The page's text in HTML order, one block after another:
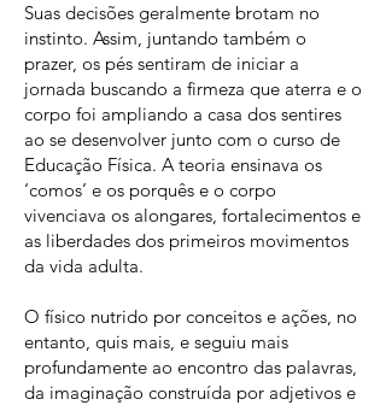
Suas decisões geralmente brotam no
instinto. Assim, juntando também o
prazer, os pés sentiram de iniciar a
jornada buscando a firmeza que aterra e o
corpo foi ampliando a casa dos sentires
ao se desenvolver junto com o curso de
Educação Física. A teoria ensinava os
‘comos’ e os porquês e o corpo
vivenciava os alongares, fortalecimentos e
as liberdades dos primeiros movimentos
da vida adulta.
O físico nutrido por conceitos e ações, no
entanto, quis mais, e seguiu mais
profundamente ao encontro das palavras,
da imaginação construída por adjetivos e